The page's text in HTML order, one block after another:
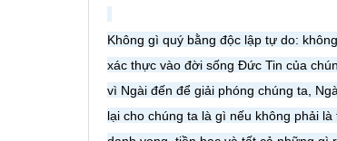
Không gì quý bằng độc lập tự do:
xác thực vào đời sống Ðức Tin của
vì Ngài đến để giải phóng chúng ta,
lại cho chúng ta là gì nếu không phải